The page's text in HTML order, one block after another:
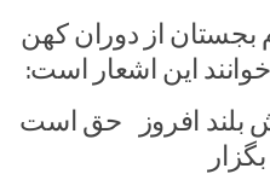
بجستان از دوران کهن
این اشعار است:
افروز حق است